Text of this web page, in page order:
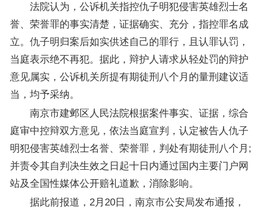
法院认为，公诉机关指控仇子明犯侵害英雄烈士名
誉、荣誉罪的事实清楚，证据确实、充分，指控罪名成
立。仇子明归案后如实供述自己的罪行，且认罪认罚，
当庭表示绝不再犯。据此，辩护人请求从轻处罚的辩护
意见属实，公诉机关所提有期徒刑八个月的量刑建议适
当，均予采纳。
南京市建邺区人民法院根据案件事实、证据，综合
庭审中控辩双方意见，依法当庭宣判，认定被告人仇子
明犯侵害英雄烈士名誉、荣誉罪，判处有期徒刑八个月;
并责令其自判决生效之日起十日内通过国内主要门户网
站及全国性媒体公开赔礼道歉，消除影响。
据此前报道，2月20日，南京市公安局发布通报，